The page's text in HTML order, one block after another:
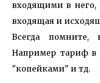
входящими в него,
входящая и
Всегда помните,
Например тариф в
"копейками" и тд.